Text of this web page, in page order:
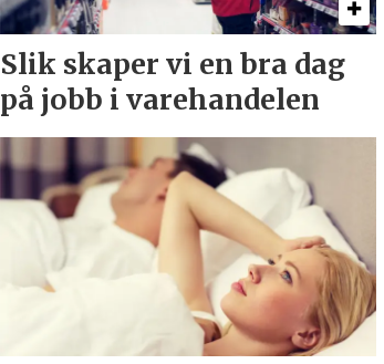
Slik skaper vi en bra dag
på jobb i varehandelen